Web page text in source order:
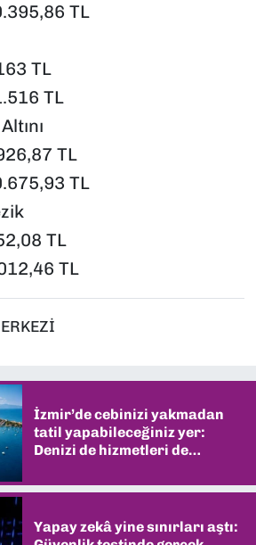
TL
TL
TL
TL
TL
TL
TL
İzmir’de cebinizi yakmadan
tatil yapabileceğiniz yer:
Denizi de hizmetleri de
Yapay zekâ yine sınırları aştı: